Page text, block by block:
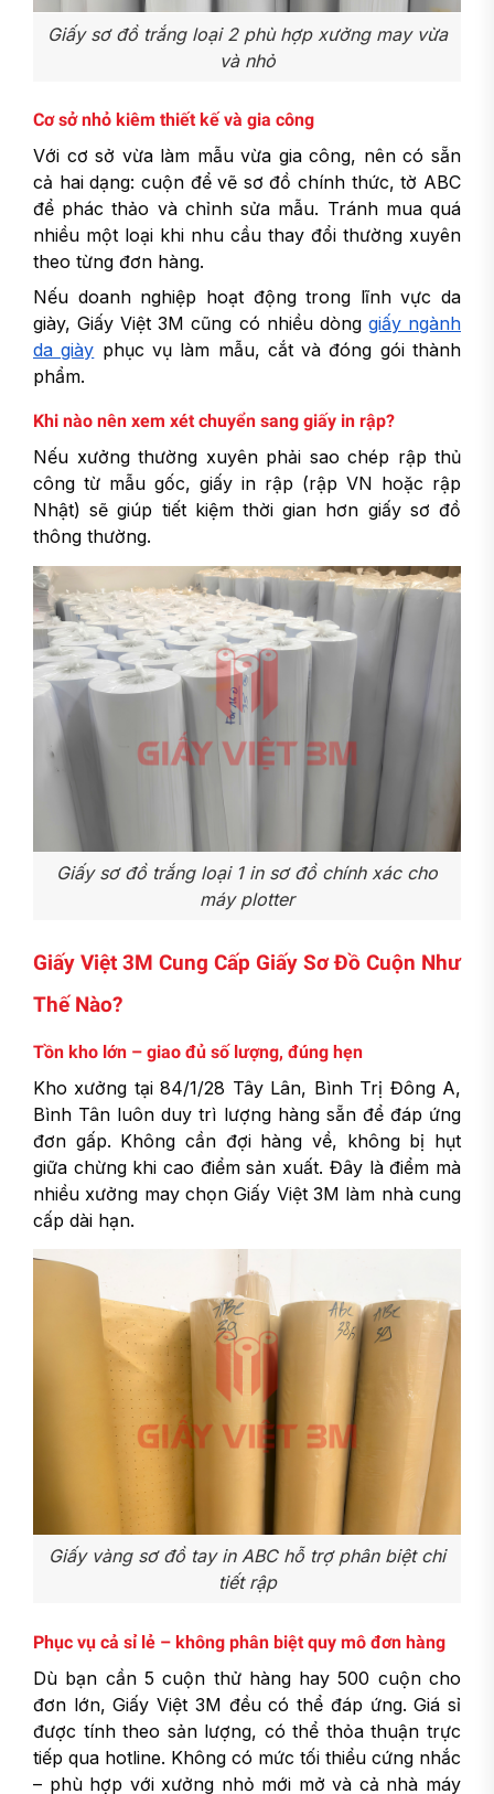
Giấy sơ đồ trắng loại 2 phù hợp xưởng may vừa
và nhỏ
Cơ sở nhỏ kiêm thiết kế và gia công
Với cơ sở vừa làm mẫu vừa gia công, nên có sẵn
cả hai dạng: cuộn để vẽ sơ đồ chính thức, tờ ABC
để phác thảo và chỉnh sửa mẫu. Tránh mua quá
nhiều một loại khi nhu cầu thay đổi thường xuyên
theo từng đơn hàng.
Nếu doanh nghiệp hoạt động trong lĩnh vực da
giày, Giấy Việt 3M cũng có nhiều dòng giấy ngành
da giày phục vụ làm mẫu, cắt và đóng gói thành
phẩm.
Khi nào nên xem xét chuyển sang giấy in rập?
Nếu xưởng thường xuyên phải sao chép rập thủ
công từ mẫu gốc, giấy in rập (rập VN hoặc rập
Nhật) sẽ giúp tiết kiệm thời gian hơn giấy sơ đồ
thông thường.
Giấy sơ đồ trắng loại 1 in sơ đồ chính xác cho
máy plotter
Giấy Việt 3M Cung Cấp Giấy Sơ Đồ Cuộn Như
Thế Nào?
Tồn kho lớn – giao đủ số lượng, đúng hẹn
Kho xưởng tại 84/1/28 Tây Lân, Bình Trị Đông A,
Bình Tân luôn duy trì lượng hàng sẵn để đáp ứng
đơn gấp. Không cần đợi hàng về, không bị hụt
giữa chừng khi cao điểm sản xuất. Đây là điểm mà
nhiều xưởng may chọn Giấy Việt 3M làm nhà cung
cấp dài hạn.
Giấy vàng sơ đồ tay in ABC hỗ trợ phân biệt chi
tiết rập
Phục vụ cả sỉ lẻ – không phân biệt quy mô đơn hàng
Dù bạn cần 5 cuộn thử hàng hay 500 cuộn cho
đơn lớn, Giấy Việt 3M đều có thể đáp ứng. Giá sỉ
được tính theo sản lượng, có thể thỏa thuận trực
tiếp qua hotline. Không có mức tối thiểu cứng nhắc
– phù hợp với xưởng nhỏ mới mở và cả nhà máy